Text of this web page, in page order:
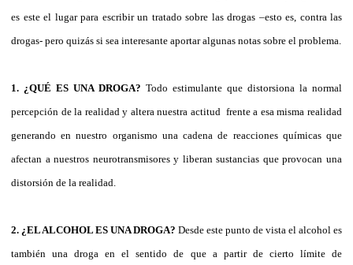
es este el lugar para escribir un tratado sobre las drogas –esto es, contra las
drogas- pero quizás si sea interesante aportar algunas notas sobre el problema.
1. ¿QUÉ ES UNA DROGA? Todo estimulante que distorsiona la normal
percepción de la realidad y altera nuestra actitud frente a esa misma realidad
generando en nuestro organismo una cadena de reacciones químicas que
afectan a nuestros neurotransmisores y liberan sustancias que provocan una
distorsión de la realidad.
2. ¿EL ALCOHOL ES UNA DROGA? Desde este punto de vista el alcohol es
también una droga en el sentido de que a partir de cierto límite de